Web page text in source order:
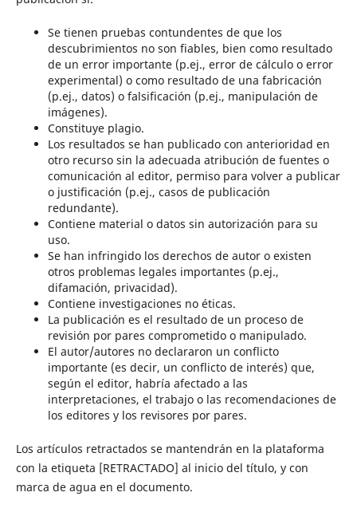
Se tienen pruebas contundentes de que los
descubrimientos no son fiables, bien como resultado
de un error importante (p.ej., error de cálculo o error
experimental) o como resultado de una fabricación
(p.ej., datos) o falsificación (p.ej., manipulación de
imágenes).
Constituye plagio.
Los resultados se han publicado con anterioridad en
otro recurso sin la adecuada atribución de fuentes o
comunicación al editor, permiso para volver a publicar
o justificación (p.ej., casos de publicación
redundante).
Contiene material o datos sin autorización para su
uso.
Se han infringido los derechos de autor o existen
otros problemas legales importantes (p.ej.,
difamación, privacidad).
Contiene investigaciones no éticas.
La publicación es el resultado de un proceso de
revisión por pares comprometido o manipulado.
El autor/autores no declararon un conflicto
importante (es decir, un conflicto de interés) que,
según el editor, habría afectado a las
interpretaciones, el trabajo o las recomendaciones de
los editores y los revisores por pares.
Los artículos retractados se mantendrán en la plataforma
con la etiqueta [RETRACTADO] al inicio del título, y con
marca de agua en el documento.